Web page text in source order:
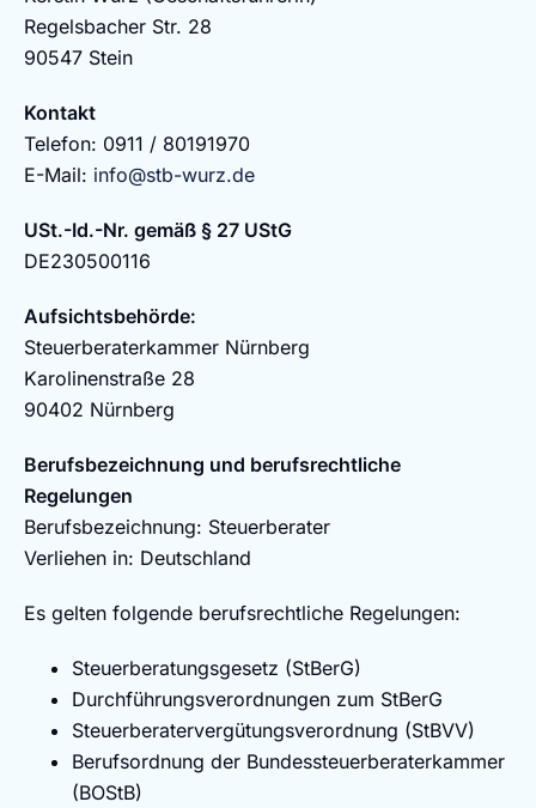
Regelsbacher Str. 28
90547 Stein
Kontakt
Telefon: 0911 / 80191970
E-Mail: info@stb-wurz.de
USt.-Id.-Nr. gemäß § 27 UStG
DE230500116
Aufsichtsbehörde:
Steuerberaterkammer Nürnberg
Karolinenstraße 28
90402 Nürnberg
Berufsbezeichnung und berufsrechtliche
Regelungen
Berufsbezeichnung: Steuerberater
Verliehen in: Deutschland
Es gelten folgende berufsrechtliche Regelungen:
Steuerberatungsgesetz (StBerG)
Durchführungsverordnungen zum StBerG
Steuerberatervergütungsverordnung (StBVV)
Berufsordnung der Bundessteuerberaterkammer
(BOStB)